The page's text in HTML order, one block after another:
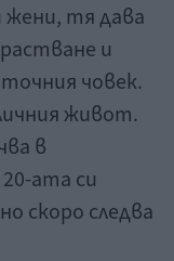
тя дава
и
човек.
живот.
в
ата си
скоро следва